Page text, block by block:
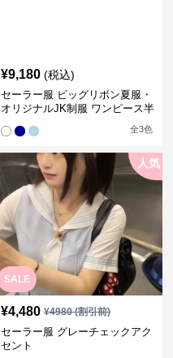
¥9,180 (税込)
セーラー服 ビッグリボン夏服・
オリジナルJK制服 ワンピース半
全3色
SALE
人気
¥4,480 ¥4980(割引前)
セーラー服 グレーチェックアク
セント